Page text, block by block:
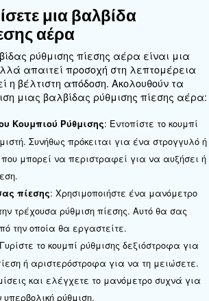
Δεν απαιτούν
καθιστώντας τα μια
εκτόνωση
εκτόνωση, από την άλλη
υπερπίεση. Αντίθετα,
υπέρβαση του σημείου
αέριο μέσα στο σύστημα.
είναι ιδιαίτερα χρήσιμος
αέρια, καθώς παγιδεύει
για ελεγχόμενη
εκτόνωση προτιμώνται σε
επικίνδυνων ουσιών
ενδέχεται να απαιτούνται